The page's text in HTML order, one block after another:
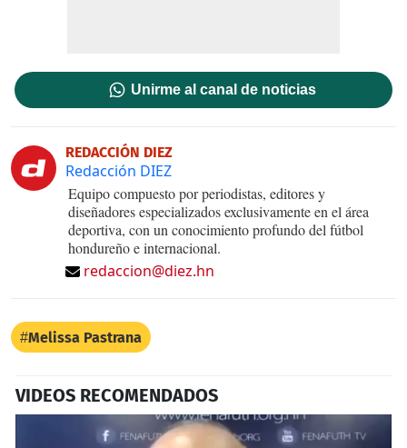
Unirme al canal de noticias
REDACCIÓN DIEZ
Redacción DIEZ
Equipo compuesto por periodistas, editores y
diseñadores especializados exclusivamente en el área
deportiva, con un conocimiento profundo del fútbol
hondureño e internacional.
redaccion@diez.hn
Melissa Pastrana
VIDEOS RECOMENDADOS